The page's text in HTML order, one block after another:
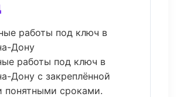
работы под ключ в
Дону
работы под ключ в
Дону с закреплённой
понятными сроками.